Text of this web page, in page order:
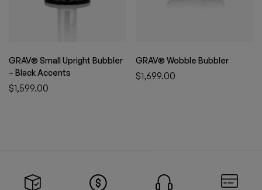
GRAV® Small Upright Bubbler
– Black Accents
$1,599.00
GRAV® Wobble Bubbler
$1,699.00